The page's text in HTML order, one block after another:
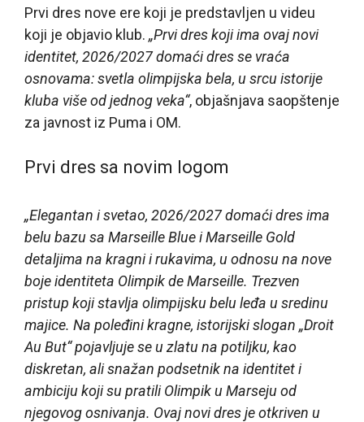
Prvi dres nove ere koji je predstavljen u videu
koji je objavio klub. „Prvi dres koji ima ovaj novi
identitet, 2026/2027 domaći dres se vraća
osnovama: svetla olimpijska bela, u srcu istorije
kluba više od jednog veka“, objašnjava saopštenje
za javnost iz Puma i OM.
Prvi dres sa novim logom
„Elegantan i svetao, 2026/2027 domaći dres ima
belu bazu sa Marseille Blue i Marseille Gold
detaljima na kragni i rukavima, u odnosu na nove
boje identiteta Olimpik de Marseille. Trezven
pristup koji stavlja olimpijsku belu leđa u sredinu
majice. Na poleđini kragne, istorijski slogan „Droit
Au But“ pojavljuje se u zlatu na potiljku, kao
diskretan, ali snažan podsetnik na identitet i
ambiciju koji su pratili Olimpik u Marseju od
njegovog osnivanja. Ovaj novi dres je otkriven u